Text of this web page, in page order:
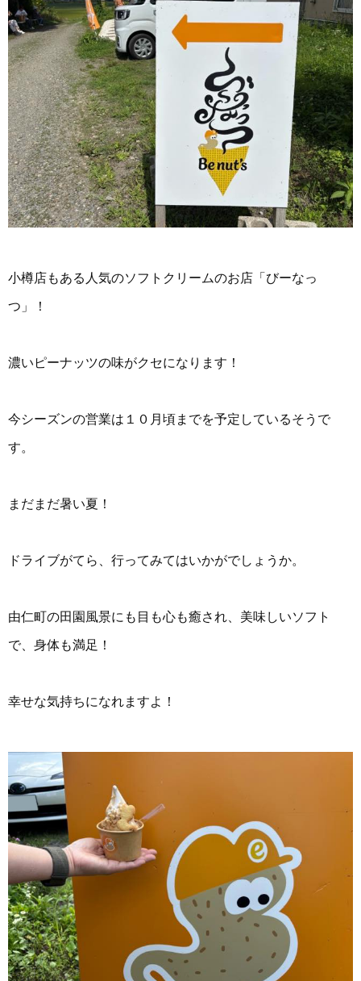
小樽店もある人気のソフトクリームのお店「びーなっ
つ」！
濃いピーナッツの味がクセになります！
今シーズンの営業は１０月頃までを予定しているそうで
す。
まだまだ暑い夏！
ドライブがてら、行ってみてはいかがでしょうか。
由仁町の田園風景にも目も心も癒され、美味しいソフト
で、身体も満足！
幸せな気持ちになれますよ！